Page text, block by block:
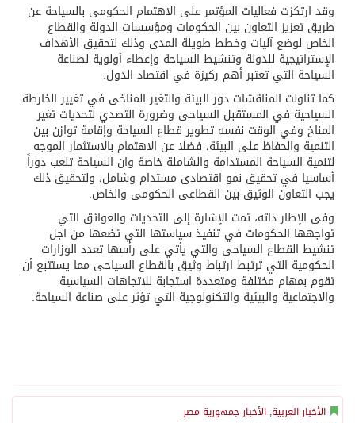
وقد ارتكزت فعاليات المؤتمر على الاهتمام الحكومى بالسياحة عن
طريق تعزيز التعاون بين الحكومات ومؤسسات الدولة والقطاع
الخاص لوضع آليات وخطط طويلة المدى وذلك لتحقيق الأهداف
الإستراتيجية للدولة وتنشيط السياحة وإعطاء أولوية لصناعة
السياحة التي تعتبر أهم ركيزة في اقتصاد الدول.
كما تناولت المناقشات دور البيئة والتغير المناخى في تغيير الخارطة
السياحية في المستقبل السياحى وضرورة التصدي لتحديات تغير
المناخ وفي الوقت نفسه تطوير قطاع السياحة وإقامة توازن بين
التنمية والحفاظ على البيئة، فضلا عن الاهتمام بالاستثمار الموجه
لتنمية السياحة المستدامة والشاملة خاصة وان السياحة تلعب دوراً
أساسيا في تحقيق نمو اقتصادى مستدام وشامل، ولتحقيق ذلك
يجب التعاون الوثيق بين القطاعى الحكومى والخاص.
وفى الإطار ذاته، تمت الإشارة إلى التحديات والعوائق التي
تواجهها الحكومات في تنفيذ سياستها التي تضعها من اجل
تنشيط القطاع السياحى والتي يأتي على رأسها تعدد الوزارات
الحكومية التي ترتبط ارتباط وثيق بالقطاع السياحى مما يستتبع أن
تقوم بمهام مختلفة ومتعددة استجابة للاتجاهات السياسية
والاجتماعية والبيئية والتكنولوجية التي تؤثر على صناعة السياحة.
الأخبار العربية, الأخبار جمهورية مصر